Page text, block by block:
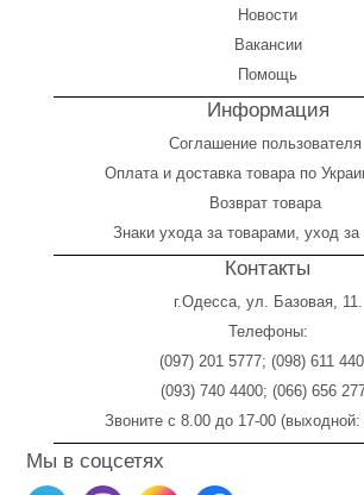
Новости
Вакансии
Помощь
Информация
Соглашение пользователя
Оплата и доставка товара по
Возврат товара
Знаки ухода за товарами, уход за
Контакты
г.Одесса, ул. Базовая, 11.
Телефоны:
(097) 201 5777; (098) 611
(093) 740 4400; (066) 656
Звоните с 8.00 до 17-00 (выходной:
Мы в соцсетях